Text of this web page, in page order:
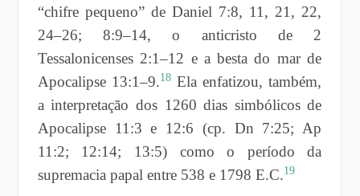
“chifre pequeno” de Daniel 7:8, 11, 21, 22,
24–26; 8:9–14, o anticristo de 2
Tessalonicenses 2:1–12 e a besta do mar de
Apocalipse 13:1–9.18 Ela enfatizou, também,
a interpretação dos 1260 dias simbólicos de
Apocalipse 11:3 e 12:6 (cp. Dn 7:25; Ap
11:2; 12:14; 13:5) como o período da
supremacia papal entre 538 e 1798 E.C.19